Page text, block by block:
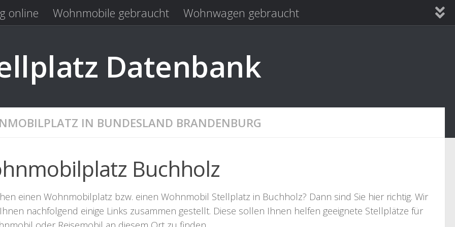
online Wohnmobile gebraucht
Wohnwagen gebraucht
Datenbank
IN BUNDESLAND BRANDENBURG
Buchholz
einen Wohnmobilplatz bzw. einen Wohnmobil Stellplatz in Buchholz? Dann sind Sie hier richtig. Wir
nachfolgend einige Links zusammen gestellt. Diese sollen Ihnen helfen geeignete Stellplätze für